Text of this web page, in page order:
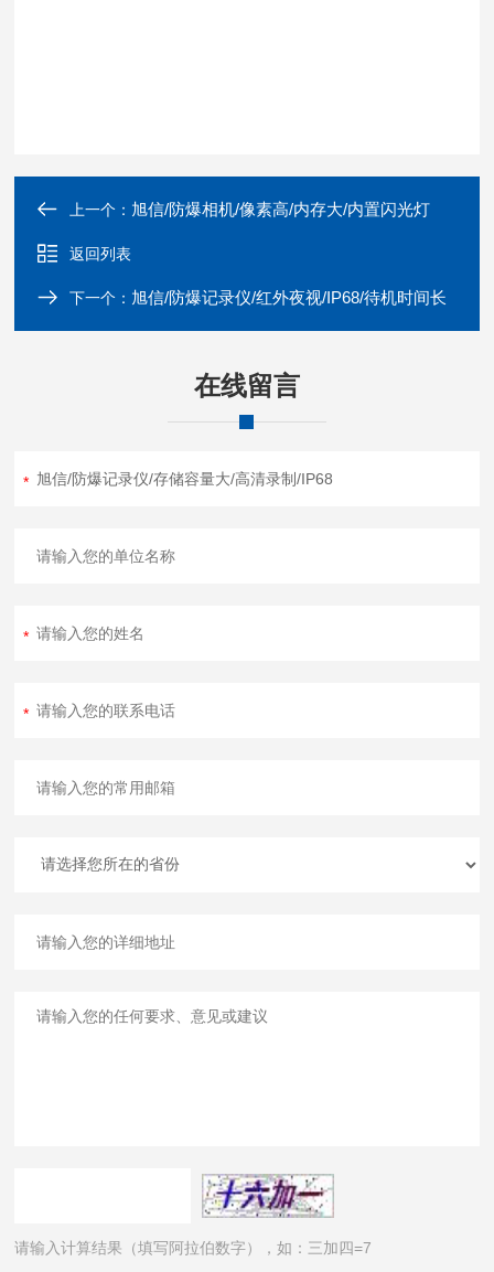
上一个： 旭信/防爆相机/像素高/内存大/内置闪光灯
返回列表
下一个： 旭信/防爆记录仪/红外夜视/IP68/待机时间长
在线留言
请输入计算结果（填写阿拉伯数字），如：三加四=7